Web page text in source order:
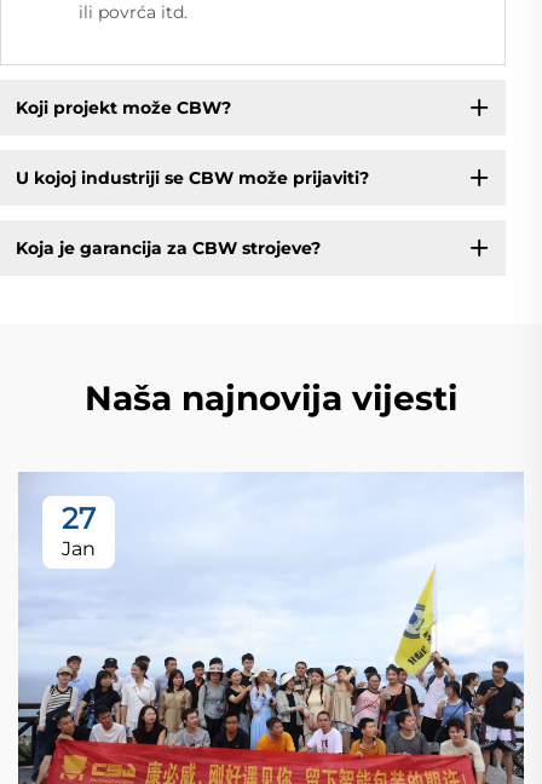
ili povrća itd.
Koji projekt može CBW?
U kojoj industriji se CBW može prijaviti?
Koja je garancija za CBW strojeve?
Naša najnovija vijesti
27
Jan